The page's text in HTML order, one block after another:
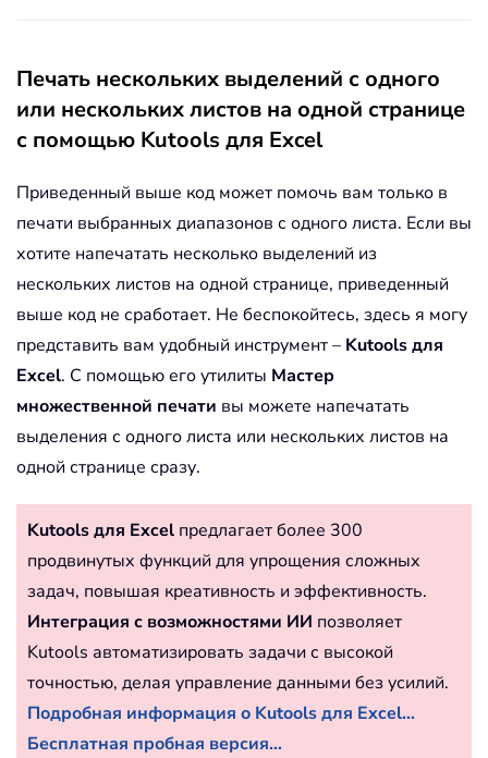
End Sub
Печать нескольких выделений с одного
или нескольких листов на одной странице
с помощью Kutools для Excel
Приведенный выше код может помочь вам только в
печати выбранных диапазонов с одного листа. Если вы
хотите напечатать несколько выделений из
нескольких листов на одной странице, приведенный
выше код не сработает. Не беспокойтесь, здесь я могу
представить вам удобный инструмент – Kutools для
Excel. С помощью его утилиты Мастер
множественной печати вы можете напечатать
выделения с одного листа или нескольких листов на
одной странице сразу.
Kutools для Excel предлагает более 300
продвинутых функций для упрощения сложных
задач, повышая креативность и эффективность.
Интеграция с возможностями ИИ позволяет
Kutools автоматизировать задачи с высокой
точностью, делая управление данными без усилий.
Подробная информация о Kutools для Excel...
Бесплатная пробная версия...